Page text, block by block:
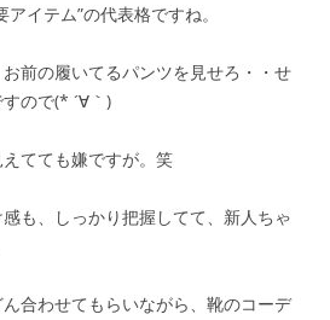
イテム”の代表格ですね。
前の履いてるパンツを見せろ・・せ
ので(* ´∀｀)
てても嫌ですが。笑
も、しっかり把握してて、新人ちゃ
合わせてもらいながら、靴のコーデ